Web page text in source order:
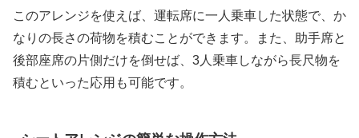
このアレンジを使えば、運転席に一人乗車した状態で、か
なりの長さの荷物を積むことができます。また、助手席と
後部座席の片側だけを倒せば、3人乗車しながら長尺物を
積むといった応用も可能です。